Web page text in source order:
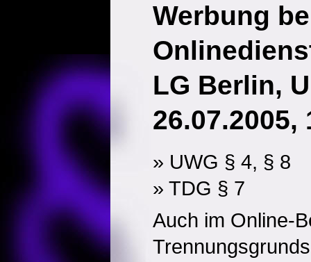
Werbung
LG Berlin,
26.07.2005,
» UWG § 4, § 8
» TDG § 7
Auch im Online-